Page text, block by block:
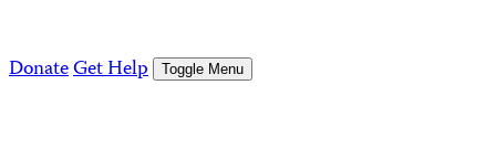
DonateGet Help Toggle Menu